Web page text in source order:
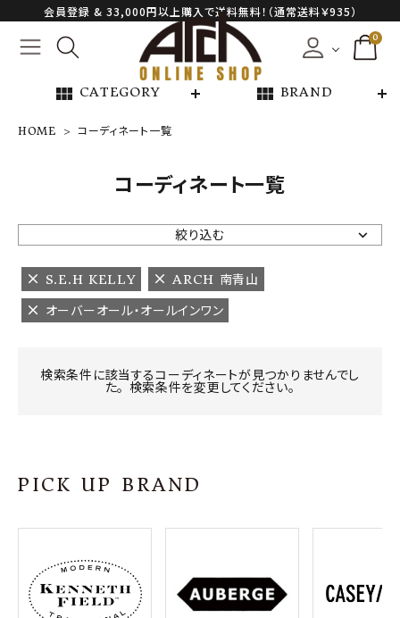
会員登録 & 33,000円以上購入で送料無料！（通常送料￥935）
0
view_module CATEGORY view_module BRAND
NEW ARRIVAL
ARCH EXCLUSIVE
BRAND
CATEGORY
プライバシーポリシー
特定商取引法について
お問い合わせ
HOME コーディネート一覧
コーディネート一覧
絞り込む
S.E.H KELLY
ARCH 南青山
オーバーオール・オールインワン
検索条件に該当するコーディネートが見つかりませんでし
た。 検索条件を変更してください。
PICK UP BRAND